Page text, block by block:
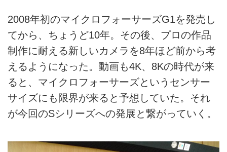
2008年初のマイクロフォーサーズG1を発売し
てから、ちょうど10年。その後、プロの作品
制作に耐える新しいカメラを8年ほど前から考
えるようになった。動画も4K、8Kの時代が来
ると、マイクロフォーサーズというセンサー
サイズにも限界が来ると予想していた。それ
が今回のSシリーズへの発展と繋がっていく。